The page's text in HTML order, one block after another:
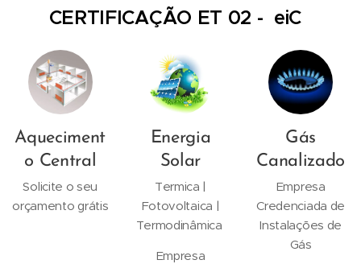
CERTIFICAÇÃO ET 02 - eiC
Aqueciment
o Central
Solicite o seu
orçamento grátis
Energia
Solar
Termica |
Fotovoltaica |
Termodinâmica
Empresa
Gás
Canalizado
Empresa
Credenciada de
Instalações de
Gás